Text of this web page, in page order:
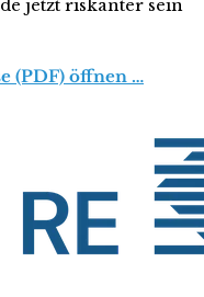
jetzt riskanter sein
(PDF) öffnen …